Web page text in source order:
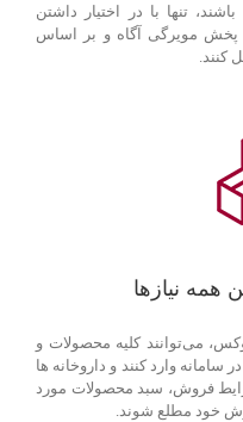
تنها با در اختیار داشتن
پخش مویرگی آگاه و بر اساس
کنند.
همه نیازها
می‌توانند کلیه محصولات و
وارد کنند و داروخانه ها
فروش، سبد محصولات مورد
خود مطلع شوند.